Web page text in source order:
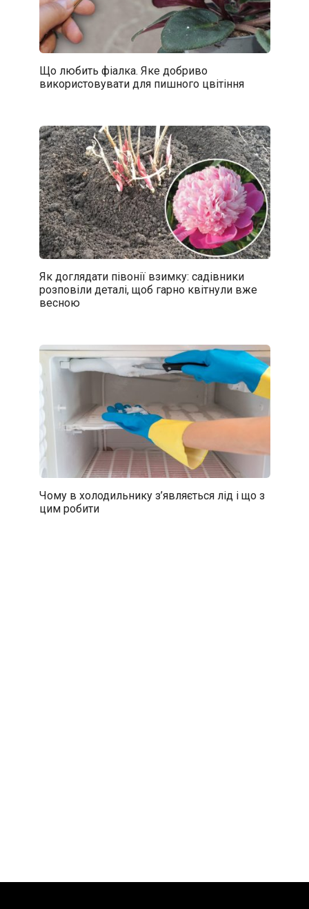
Що любить фіалка. Яке добриво
використовувати для пишного цвітіння
Як доглядати півонії взимку: садівники
розповіли деталі, щоб гарно квітнули вже
весною
Чому в холодильнику з’являється лід і що з
цим робити